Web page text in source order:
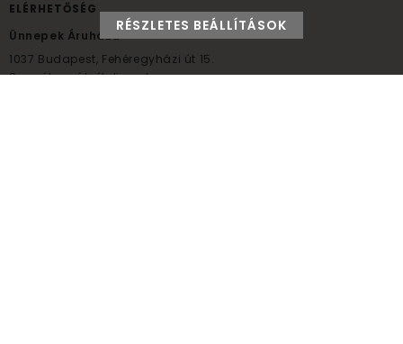
ELÉRHETŐSÉG
Ünnepek Áruháza
1037 Budapest, Fehéregyházi út 15.
Személyes átvételi pont
RÉSZLETES BEÁLLÍTÁSOK